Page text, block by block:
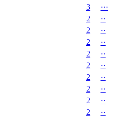
3 ···
2 ··
2 ··
2 ··
2 ··
2 ··
2 ··
2 ··
2 ··
2 ··